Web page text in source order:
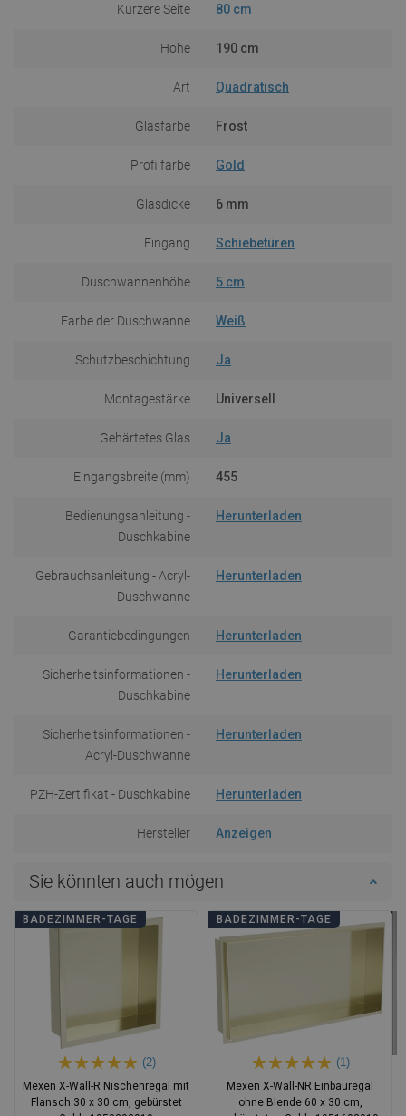
Kürzere Seite 80 cm
Höhe 190 cm
Art Quadratisch
Glasfarbe Frost
Profilfarbe Gold
Glasdicke 6 mm
Eingang Schiebetüren
Duschwannenhöhe 5 cm
Farbe der Duschwanne Weiß
Schutzbeschichtung Ja
Montagestärke Universell
Gehärtetes Glas Ja
Eingangsbreite (mm) 455
Bedienungsanleitung -
Duschkabine
Herunterladen
Gebrauchsanleitung - Acryl-
Duschwanne
Herunterladen
Garantiebedingungen Herunterladen
Sicherheitsinformationen -
Duschkabine
Herunterladen
Sicherheitsinformationen -
Acryl-Duschwanne
Herunterladen
PZH-Zertifikat - Duschkabine Herunterladen
Hersteller Anzeigen
Sie könnten auch mögen
BADEZIMMER-TAGE
(2)
Mexen X-Wall-R Nischenregal mit
Flansch 30 x 30 cm, gebürstet
BADEZIMMER-TAGE
(1)
Mexen X-Wall-NR Einbauregal
ohne Blende 60 x 30 cm,